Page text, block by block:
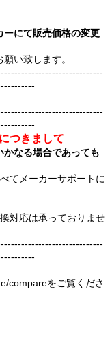
ーにて販売価格の変更
い致します。
つきまして
なる場合であっても
てメーカーサポートに
対応は承っておりませ
compareをご覧くださ